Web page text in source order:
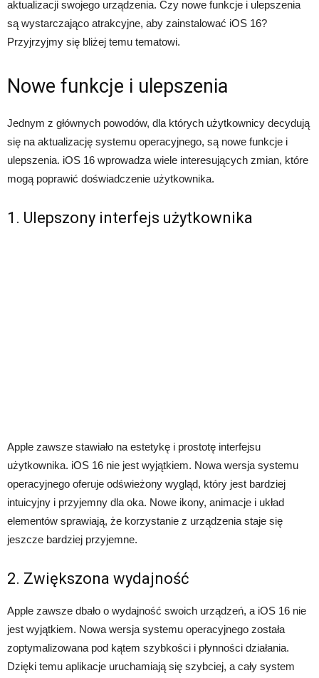
aktualizacji swojego urządzenia. Czy nowe funkcje i ulepszenia
są wystarczająco atrakcyjne, aby zainstalować iOS 16?
Przyjrzyjmy się bliżej temu tematowi.
Nowe funkcje i ulepszenia
Jednym z głównych powodów, dla których użytkownicy decydują
się na aktualizację systemu operacyjnego, są nowe funkcje i
ulepszenia. iOS 16 wprowadza wiele interesujących zmian, które
mogą poprawić doświadczenie użytkownika.
1. Ulepszony interfejs użytkownika
Apple zawsze stawiało na estetykę i prostotę interfejsu
użytkownika. iOS 16 nie jest wyjątkiem. Nowa wersja systemu
operacyjnego oferuje odświeżony wygląd, który jest bardziej
intuicyjny i przyjemny dla oka. Nowe ikony, animacje i układ
elementów sprawiają, że korzystanie z urządzenia staje się
jeszcze bardziej przyjemne.
2. Zwiększona wydajność
Apple zawsze dbało o wydajność swoich urządzeń, a iOS 16 nie
jest wyjątkiem. Nowa wersja systemu operacyjnego została
zoptymalizowana pod kątem szybkości i płynności działania.
Dzięki temu aplikacje uruchamiają się szybciej, a cały system